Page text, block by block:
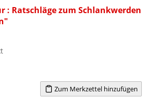
: Ratschläge zum Schlankwerden
Zum Merkzettel hinzufügen